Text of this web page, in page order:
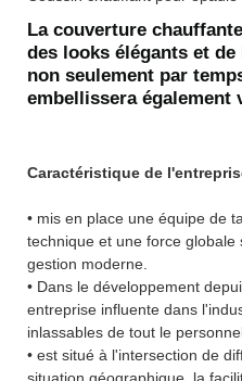
La couverture
des looks élégants et
non seulement par
embellissera également
Caractéristique de
• mis en place une équipe de
technique et une force
gestion moderne.
• Dans le développement
entreprise influente dans
inlassables de tout le
• est situé à l'intersection de
situation géographique, la